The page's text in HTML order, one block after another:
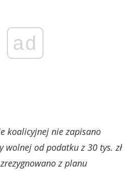
ad
koalicyjnej nie zapisano
wolnej od podatku z 30 tys. zł
z planu